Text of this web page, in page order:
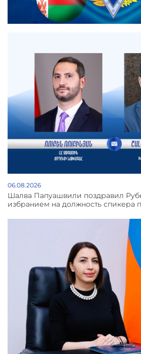
06.08.2026
Шалва Папуашвили поздравил
избранием на должность спикера